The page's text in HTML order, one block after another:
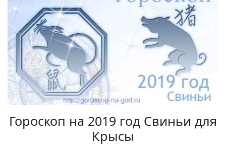
Гороскоп на 2019 год Свиньи для
Крысы